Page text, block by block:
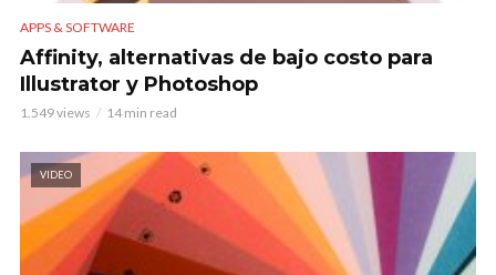
APPS & SOFTWARE
Affinity, alternativas de bajo costo para
Illustrator y Photoshop
1.549 views 14 min read
VIDEO